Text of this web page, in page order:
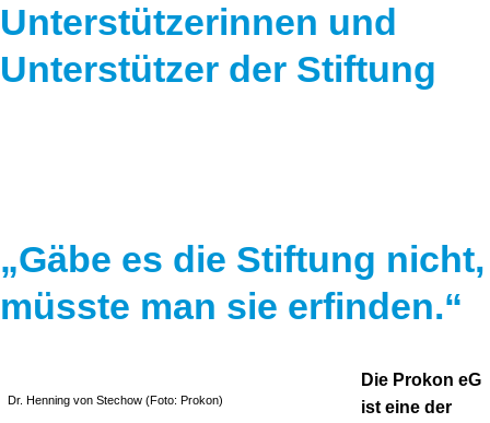
Schriften zum Umweltenergierecht
Unterstützerinnen und
Unterstützer der Stiftung
„Gäbe es die Stiftung nicht,
müsste man sie erfinden.“
Dr. Henning von Stechow (Foto: Prokon)
Die Prokon eG
ist eine der